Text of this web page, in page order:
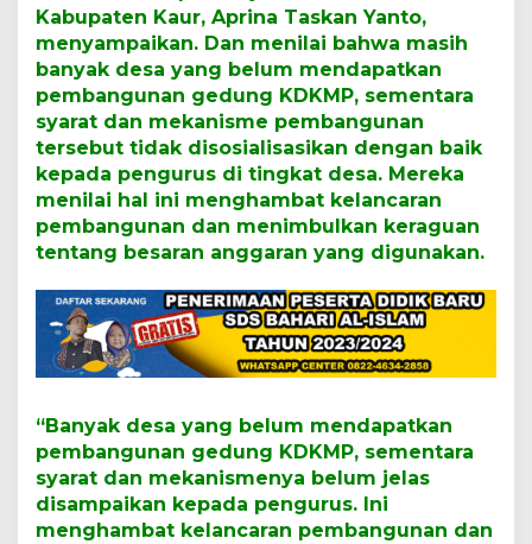
r
t
i
T
r
a
s
p
a
r
n
s
i
P
e
b
n
g
u
n
Kabupaten Kaur, Aprina Taskan Yanto,
menyampaikan. Dan menilai bahwa masih
banyak desa yang belum mendapatkan
pembangunan gedung KDKMP, sementara
syarat dan mekanisme pembangunan
tersebut tidak disosialisasikan dengan baik
kepada pengurus di tingkat desa. Mereka
menilai hal ini menghambat kelancaran
pembangunan dan menimbulkan keraguan
tentang besaran anggaran yang digunakan.
“Banyak desa yang belum mendapatkan
pembangunan gedung KDKMP, sementara
syarat dan mekanismenya belum jelas
disampaikan kepada pengurus. Ini
menghambat kelancaran pembangunan dan